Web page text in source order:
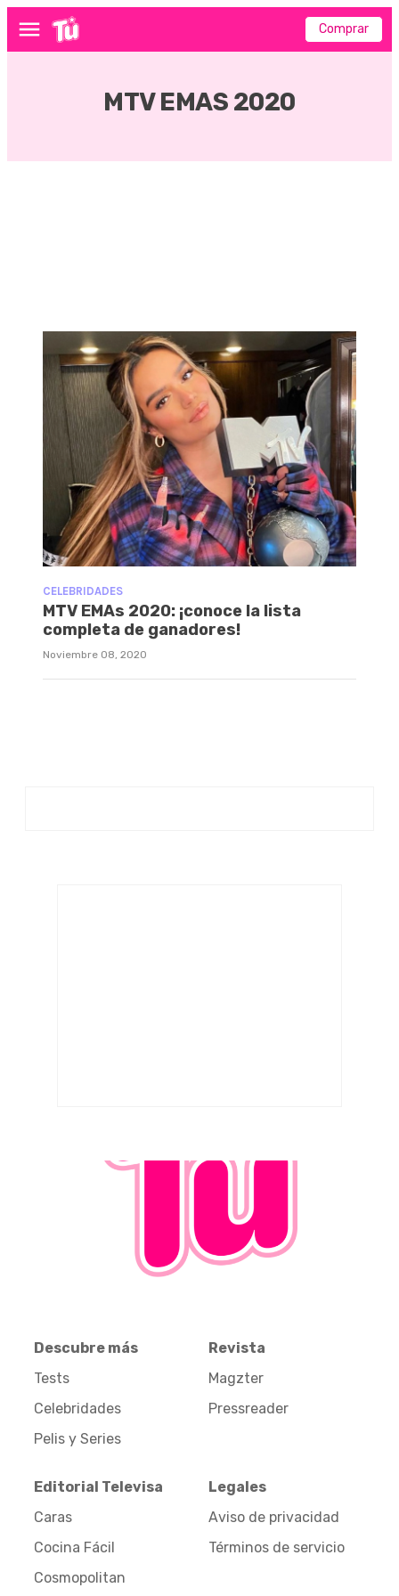
Menú Comprar
MTV EMAS 2020
CELEBRIDADES
MTV EMAs 2020: ¡conoce la lista
completa de ganadores!
Noviembre 08, 2020
Descubre más
Tests
Celebridades
Pelis y Series
Revista
Magzter
Pressreader
Editorial Televisa
Caras
Cocina Fácil
Cosmopolitan
Legales
Aviso de privacidad
Términos de servicio